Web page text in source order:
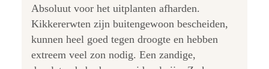
Absoluut voor het uitplanten afharden.
Kikkererwten zijn buitengewoon bescheiden,
kunnen heel goed tegen droogte en hebben
extreem veel zon nodig. Een zandige,